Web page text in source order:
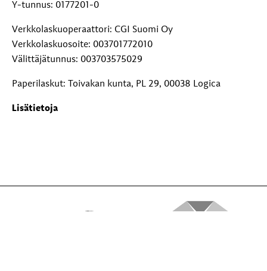
Y-tunnus: 0177201-0
Verkkolaskuoperaattori: CGI Suomi Oy
Verkkolaskuosoite: 003701772010
Välittäjätunnus: 003703575029
Paperilaskut: Toivakan kunta, PL 29, 00038 Logica
Lisätietoja